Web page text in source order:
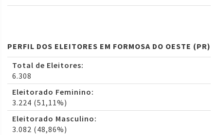
PERFIL DOS ELEITORES EM FORMOSA DO OESTE (PR)
Total de Eleitores:
6.308
Eleitorado Feminino:
3.224 (51,11%)
Eleitorado Masculino:
3.082 (48,86%)